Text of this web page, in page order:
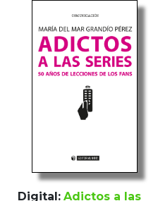
Digital: Adictos a las